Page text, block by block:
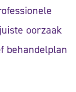
oorzaak
behandelplan